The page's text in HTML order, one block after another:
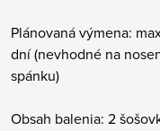
Plánovaná výmena:
dní (nevhodné na
spánku)
Obsah balenia: 2